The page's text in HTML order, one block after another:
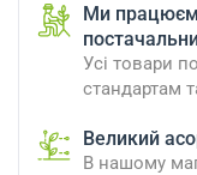
Ми
Усі товари
стандартам
Великий
В нашому